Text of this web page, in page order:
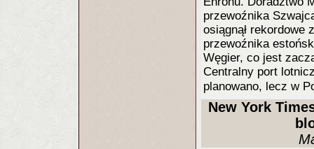
przewoźnika
osiągnął rekordowe
przewoźnika
Węgier, co jest
Centralny port
planowano, lecz w
New York